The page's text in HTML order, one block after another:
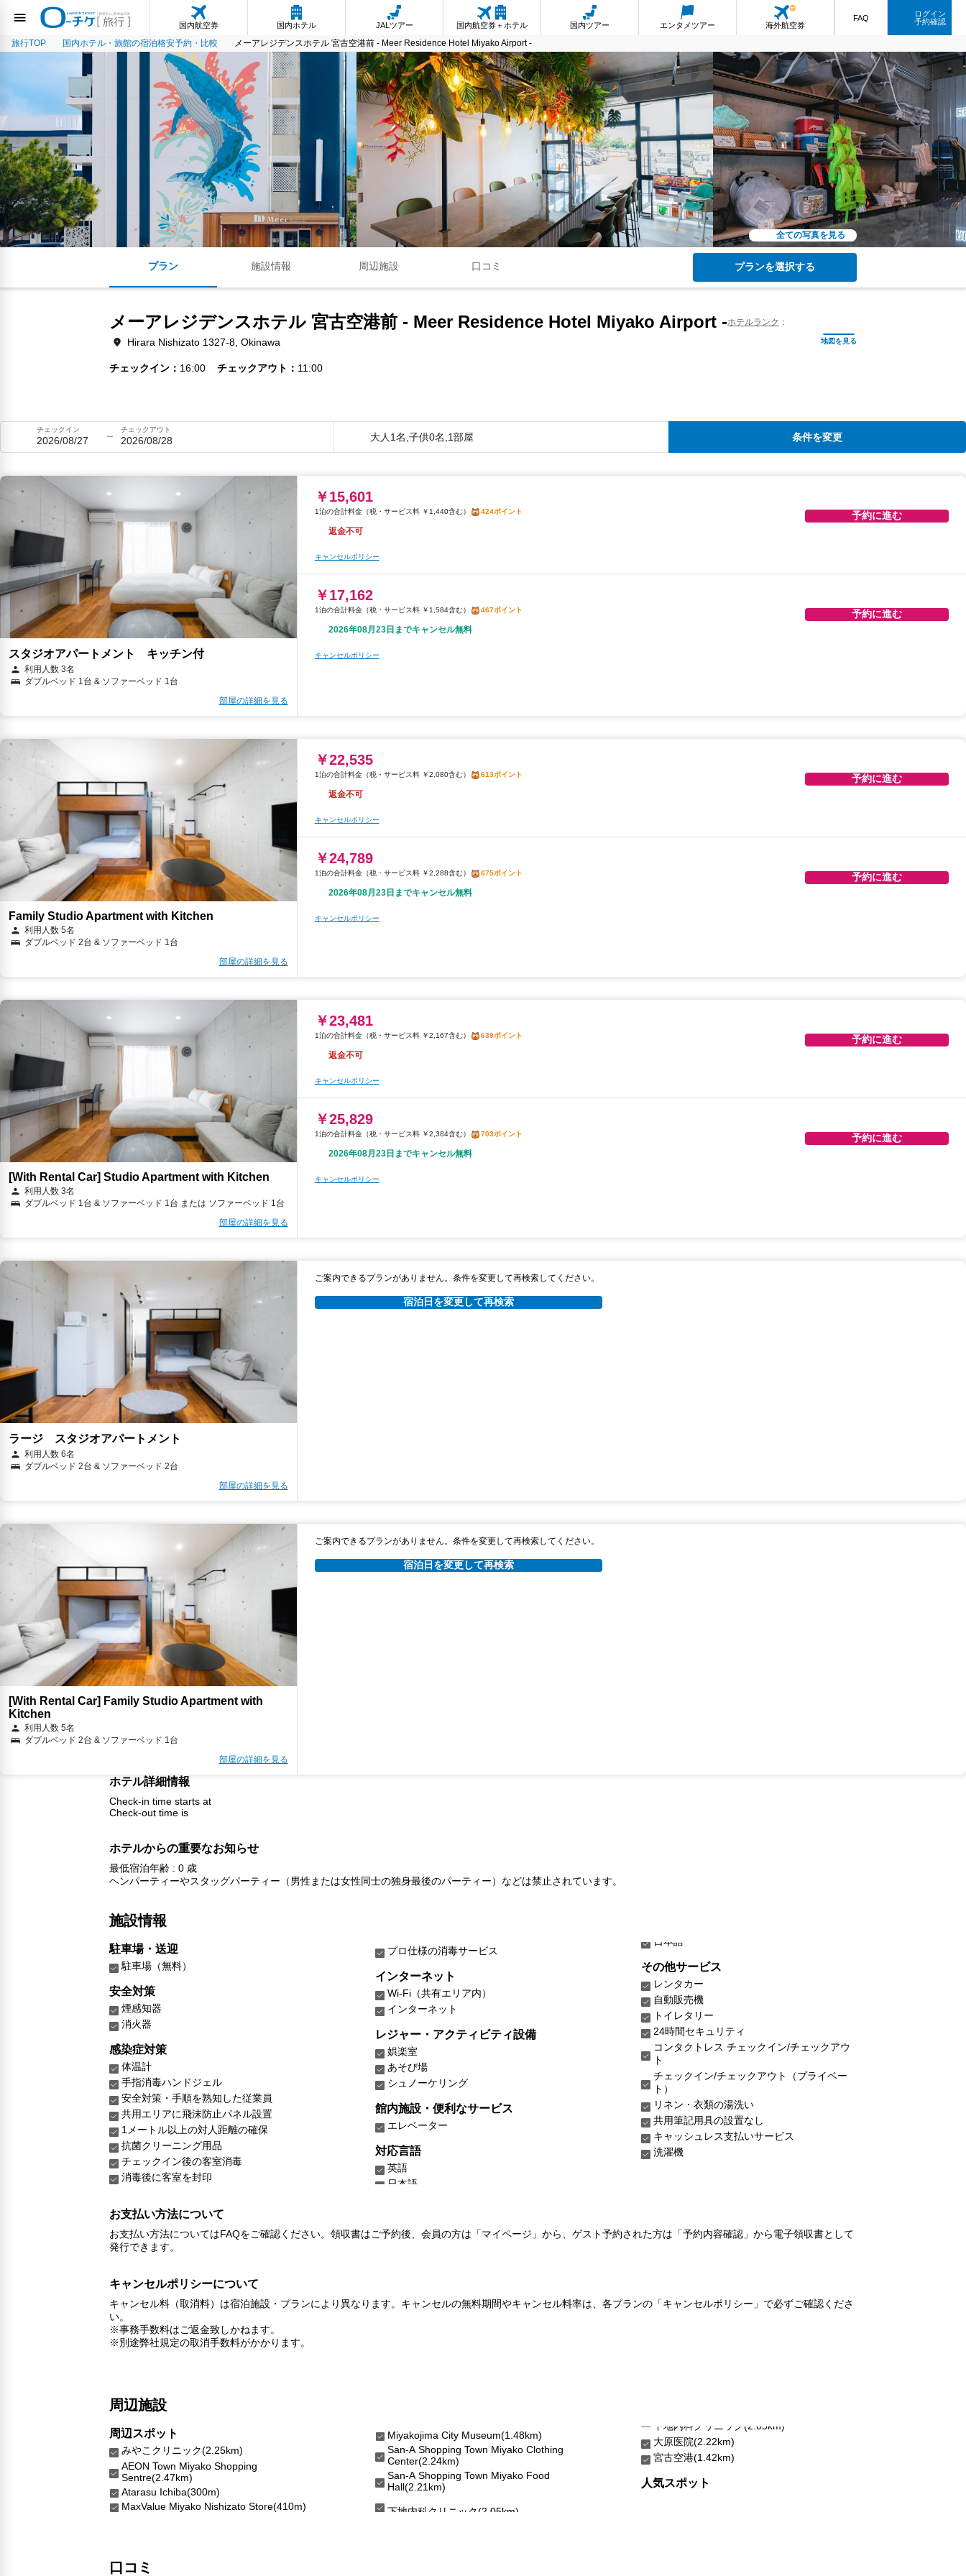
国内航空券 国内ホテル JALツアー 国内航空券＋ホテル 国内ツアー エンタメツアー 海外航空券
FAQ
ログイン
予約確認
旅行TOP 国内ホテル・旅館の宿泊格安予約・比較 メーアレジデンスホテル 宮古空港前 - Meer Residence Hotel Miyako Airport -
全ての写真を見る
プラン 施設情報 周辺施設 口コミ プランを選択する
メーアレジデンスホテル 宮古空港前 - Meer Residence Hotel Miyako Airport -ホテルランク
Hirara Nishizato 1327-8, Okinawa
チェックイン 16:00 チェックアウト 11:00
チェックイン
2026/08/27
チェックアウト
2026/08/28 大人1名,子供0名,1部屋 条件を変更
スタジオアパートメント キッチン付
利用人数 3名
ダブルベッド 1台 & ソファーベッド 1台
部屋の詳細を見る
￥15,601
税・サービス料 ￥1,440含む 424ポイント
返金不可
キャンセルポリシー
予約に進む
￥17,162
税・サービス料 ￥1,584含む 467ポイント
2026年08月23日までキャンセル無料
キャンセルポリシー
予約に進む
Family Studio Apartment with Kitchen
利用人数 5名
ダブルベッド 2台 & ソファーベッド 1台
部屋の詳細を見る
￥22,535
税・サービス料 ￥2,080含む 613ポイント
返金不可
キャンセルポリシー
予約に進む
￥24,789
税・サービス料 ￥2,288含む 675ポイント
2026年08月23日までキャンセル無料
キャンセルポリシー
予約に進む
[With Rental Car] Studio Apartment with Kitchen
利用人数 3名
ダブルベッド 1台 & ソファーベッド 1台 または ソファーベッド 1台
部屋の詳細を見る
￥23,481
税・サービス料 ￥2,167含む 639ポイント
返金不可
キャンセルポリシー
予約に進む
￥25,829
税・サービス料 ￥2,384含む 703ポイント
2026年08月23日までキャンセル無料
キャンセルポリシー
予約に進む
ラージ スタジオアパートメント
利用人数 6名
ダブルベッド 2台 & ソファーベッド 2台
部屋の詳細を見る
ご案内できるプランがありません。条件を変更して再検索してください。
宿泊日を変更して再検索
[With Rental Car] Family Studio Apartment with
Kitchen
利用人数 5名
ダブルベッド 2台 & ソファーベッド 1台
部屋の詳細を見る
ご案内できるプランがありません。条件を変更して再検索してください。
宿泊日を変更して再検索
ホテル詳細情報
Check-in time starts at
Check-out time is
ホテルからの重要なお知らせ
最低宿泊年齢 : 0 歳
ヘンパーティーやスタッグパーティー（男性または女性同士の独身最後のパーティー）などは禁止されています。
施設情報
駐車場・送迎
駐車場（無料）
安全対策
煙感知器
消火器
感染症対策
体温計
手指消毒ハンドジェル
安全対策・手順を熟知した従業員
共用エリアに飛沫防止パネル設置
1メートル以上の対人距離の確保
抗菌クリーニング用品
チェックイン後の客室消毒
消毒後に客室を封印
プロ仕様の消毒サービス
インターネット
Wi-Fi（共有エリア内）
インターネット
レジャー・アクティビティ設備
娯楽室
あそび場
シュノーケリング
館内施設・便利なサービス
エレベーター
対応言語
英語
日本語
その他サービス
レンタカー
自動販売機
トイレタリー
24時間セキュリティ
コンタクトレス チェックイン/チェックアウ
ト
チェックイン/チェックアウト（プライベー
ト）
リネン・衣類の湯洗い
共用筆記用具の設置なし
キャッシュレス支払いサービス
洗濯機
お支払い方法について
お支払い方法についてはFAQをご確認ください。領収書はご予約後、会員の方は「マイページ」から、ゲスト予約された方は「予約内容確認」から電子領収書として
発行できます。
キャンセルポリシーについて
キャンセル料（取消料）は宿泊施設・プランにより異なります。キャンセルの無料期間やキャンセル料率は、各プランの「キャンセルポリシー」で必ずご確認くださ
い。
※事務手数料はご返金致しかねます。
※別途弊社規定の取消手数料がかかります。
周辺施設
周辺スポット
みやこクリニック(2.25km)
AEON Town Miyako Shopping
Sentre(2.47km)
Atarasu Ichiba(300m)
MaxValue Miyako Nishizato Store(410m)
Miyakojima City Museum(1.48km)
San-A Shopping Town Miyako Clothing
Center(2.24km)
San-A Shopping Town Miyako Food
Hall(2.21km)
下地内科クリニック(2.05km)
大原医院(2.22km)
宮古空港(1.42km)
人気スポット
口コミ